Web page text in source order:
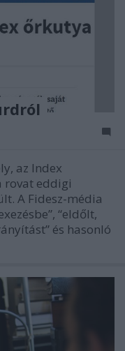
az Index
rovat eddigi
A Fidesz-média
“eldőlt,
és hasonló